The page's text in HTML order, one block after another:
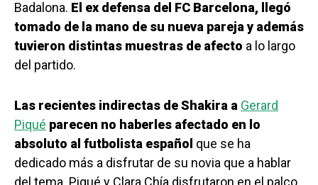
Badalona. El ex defensa del FC Barcelona, llegó
tomado de la mano de su nueva pareja y además
tuvieron distintas muestras de afecto a lo largo
del partido.
Las recientes indirectas de Shakira a Gerard
Piqué parecen no haberles afectado en lo
absoluto al futbolista español que se ha
dedicado más a disfrutar de su novia que a hablar